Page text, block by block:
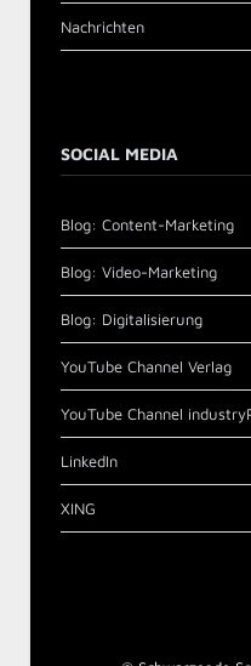
Nachrichten
SOCIAL MEDIA
Blog: Content-Marketing
Blog: Video-Marketing
Blog: Digitalisierung
YouTube Channel Verlag
YouTube Channel
LinkedIn
XING